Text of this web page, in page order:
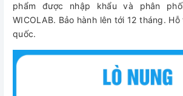
phẩm được nhập khẩu và phân
WICOLAB. Bảo hành lên tới 12 tháng.
quốc.